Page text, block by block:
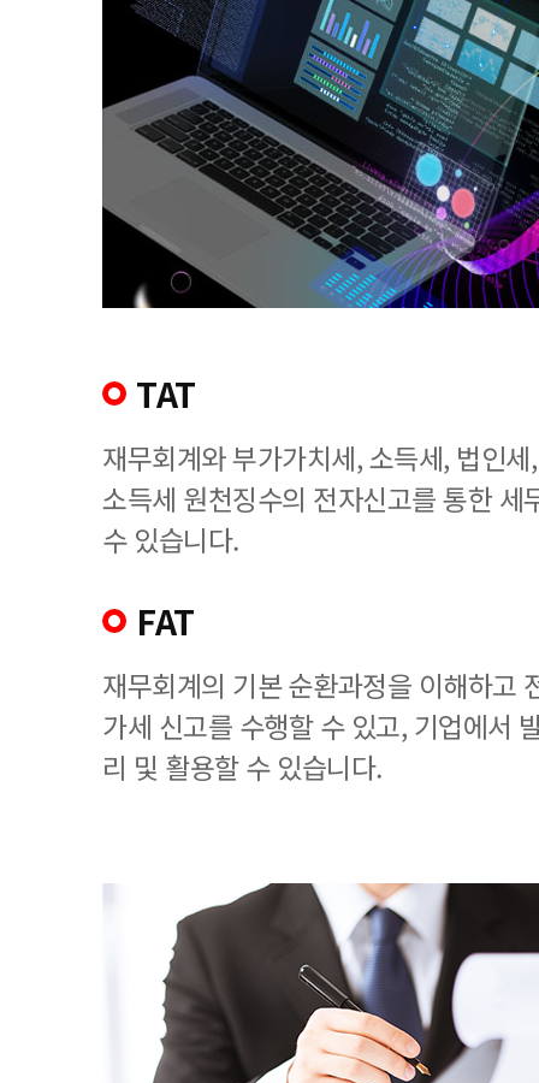
TAT
재무회계와 부가가치세, 소득세, 법인
소득세 원천징수의 전자신고를 통한 세
수 있습니다.
FAT
재무회계의 기본 순환과정을 이해하고
가세 신고를 수행할 수 있고, 기업에서
리 및 활용할 수 있습니다.